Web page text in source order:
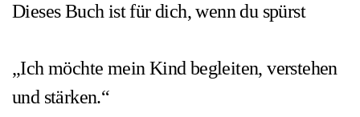
Dieses Buch ist für dich, wenn du spürst
„Ich möchte mein Kind begleiten, verstehen
und stärken.“